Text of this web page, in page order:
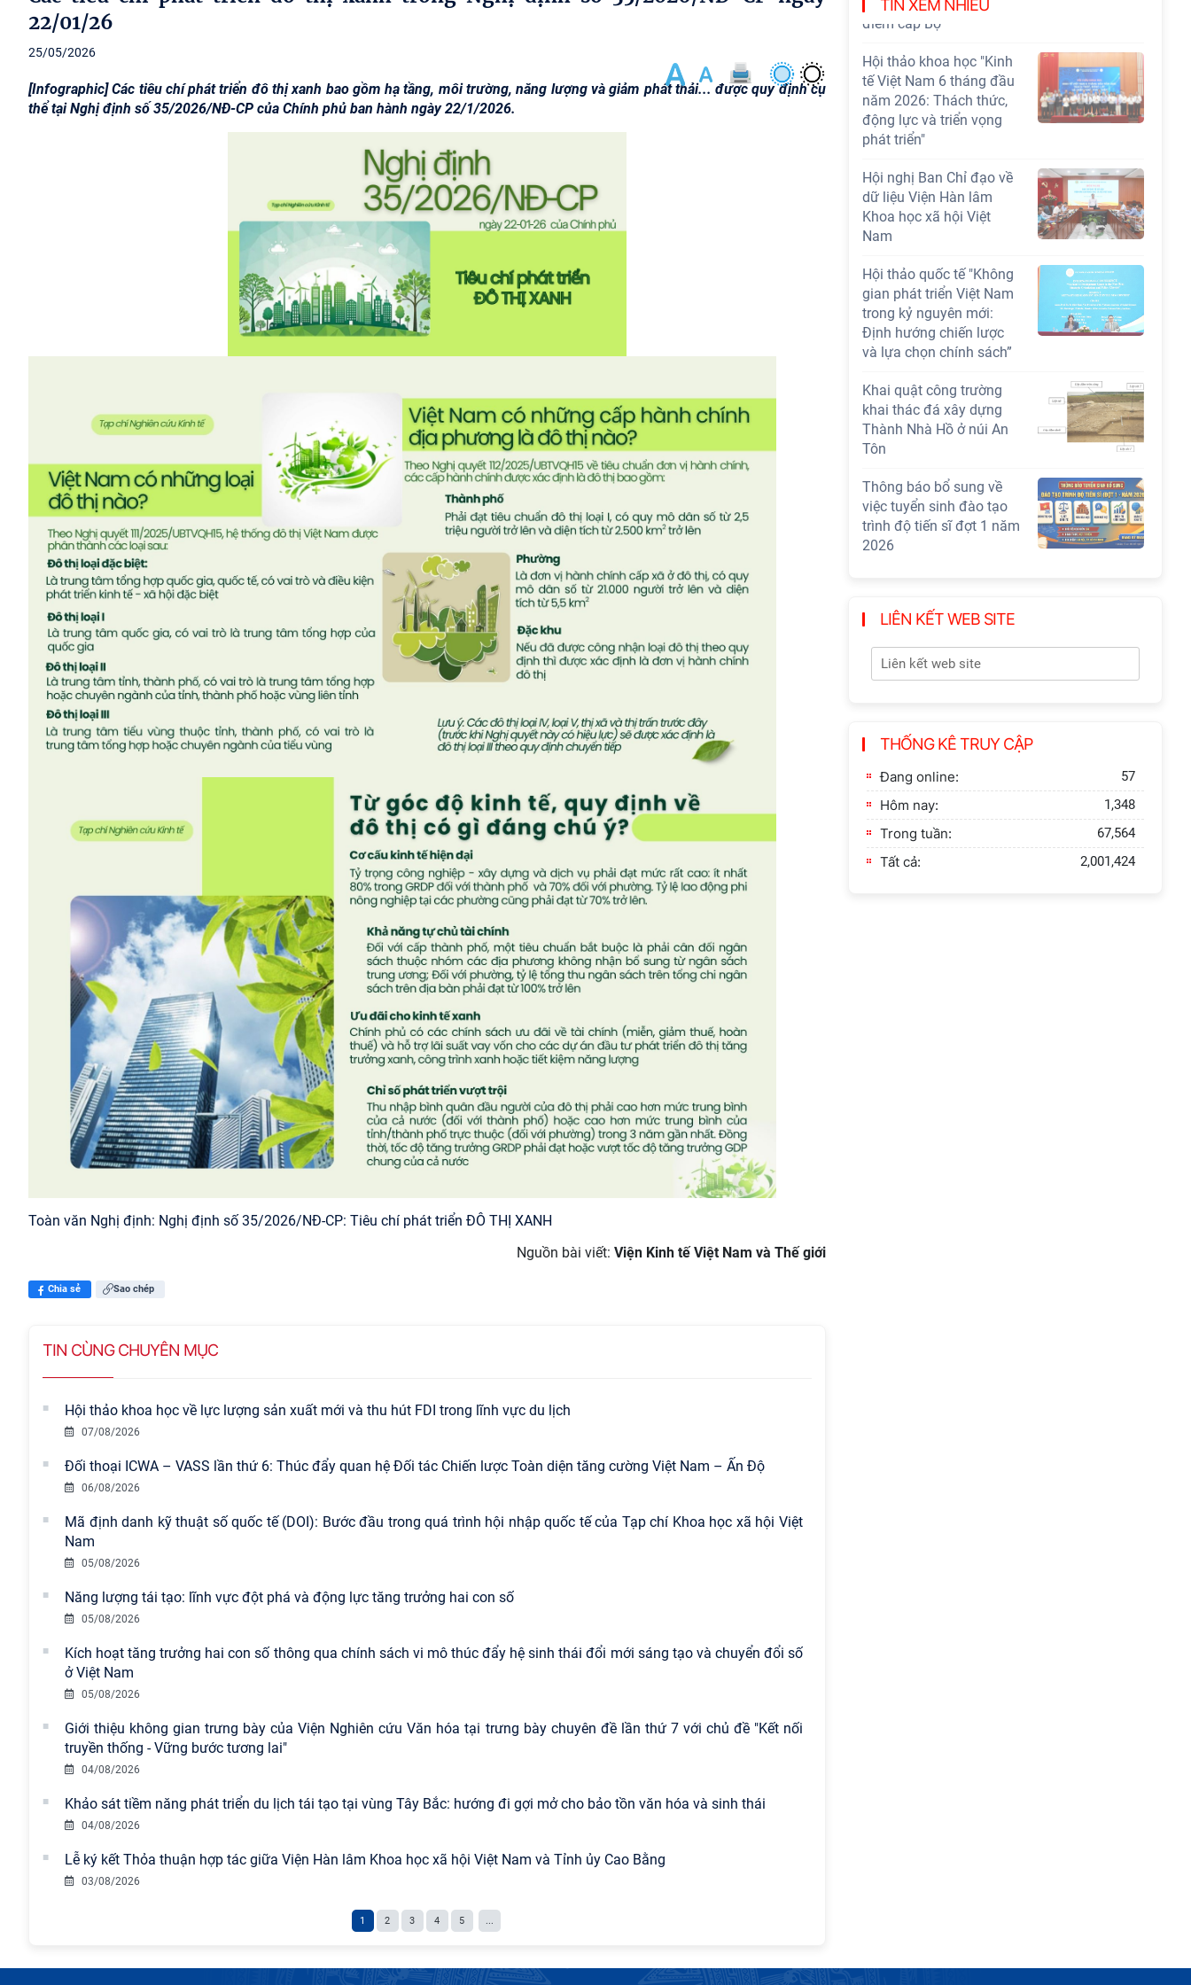
22/01/26
25/05/2026
[Infographic] Các tiêu chí phát triển đô thị xanh bao gồm hạ tầng, môi trường, năng lượng và giảm phát thải... được quy định cụ
thể tại Nghị định số 35/2026/NĐ-CP của Chính phủ ban hành ngày 22/1/2026.
Toàn văn Nghị định: Nghị định số 35/2026/NĐ-CP: Tiêu chí phát triển ĐÔ THỊ XANH
Nguồn bài viết: Viện Kinh tế Việt Nam và Thế giới
Chia sẻ Sao chép
TIN CÙNG CHUYÊN MỤC
Hội thảo khoa học về lực lượng sản xuất mới và thu hút FDI trong lĩnh vực du lịch
07/08/2026
Đối thoại ICWA – VASS lần thứ 6: Thúc đẩy quan hệ Đối tác Chiến lược Toàn diện tăng cường Việt Nam – Ấn Độ
06/08/2026
Mã định danh kỹ thuật số quốc tế (DOI): Bước đầu trong quá trình hội nhập quốc tế của Tạp chí Khoa học xã hội Việt
Nam
05/08/2026
Năng lượng tái tạo: lĩnh vực đột phá và động lực tăng trưởng hai con số
05/08/2026
Kích hoạt tăng trưởng hai con số thông qua chính sách vi mô thúc đẩy hệ sinh thái đổi mới sáng tạo và chuyển đổi số
ở Việt Nam
05/08/2026
Giới thiệu không gian trưng bày của Viện Nghiên cứu Văn hóa tại trưng bày chuyên đề lần thứ 7 với chủ đề "Kết nối
truyền thống - Vững bước tương lai"
04/08/2026
Khảo sát tiềm năng phát triển du lịch tái tạo tại vùng Tây Bắc: hướng đi gợi mở cho bảo tồn văn hóa và sinh thái
04/08/2026
Lễ ký kết Thỏa thuận hợp tác giữa Viện Hàn lâm Khoa học xã hội Việt Nam và Tỉnh ủy Cao Bằng
03/08/2026
1 2 3 4 5 ...
TIN XEM NHIỀU
Chương trình khoa học và công nghệ trọng
điểm cấp Bộ
Hội thảo khoa học "Kinh
tế Việt Nam 6 tháng đầu
năm 2026: Thách thức,
động lực và triển vọng
phát triển"
Hội nghị Ban Chỉ đạo về
dữ liệu Viện Hàn lâm
Khoa học xã hội Việt
Nam
Hội thảo quốc tế "Không
gian phát triển Việt Nam
trong kỷ nguyên mới:
Định hướng chiến lược
và lựa chọn chính sách”
Khai quật công trường
khai thác đá xây dựng
Thành Nhà Hồ ở núi An
Tôn
Thông báo bổ sung về
việc tuyển sinh đào tạo
trình độ tiến sĩ đợt 1 năm
2026
LIÊN KẾT WEB SITE
THỐNG KÊ TRUY CẬP
Đang online: 57
Hôm nay: 1,348
Trong tuần: 67,564
Tất cả: 2,001,424